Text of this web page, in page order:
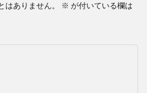
はありません。 ※ が付いている欄は